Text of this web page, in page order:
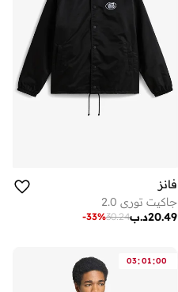
فانز
جاكيت توري 2.0
د.ب20.49
30.24
-33%
03:01:00